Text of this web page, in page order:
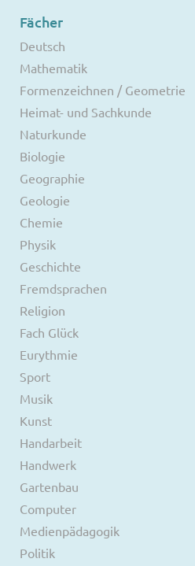
Fächer
Deutsch
Mathematik
Formenzeichnen / Geometrie
Heimat- und Sachkunde
Naturkunde
Biologie
Geographie
Geologie
Chemie
Physik
Geschichte
Fremdsprachen
Religion
Fach Glück
Eurythmie
Sport
Musik
Kunst
Handarbeit
Handwerk
Gartenbau
Computer
Medienpädagogik
Politik